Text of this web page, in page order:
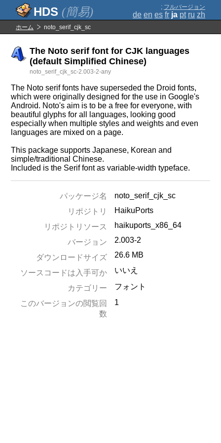
(簡易) ; フルバージョン
de en es fr ja pt ru zh
ホーム noto_serif_cjk_sc
The Noto serif font for CJK languages
(default Simplified Chinese)
noto_serif_cjk_sc-2.003-2-any
The Noto serif fonts have superseded the Droid fonts,
which were originally designed for the use in Google's
Android. Noto's aim is to be a free for everyone, with
beautiful glyphs for all languages, looking good
especially when multiple styles and weights and even
languages are mixed on a page.
This package supports Japanese, Korean and
simple/traditional Chinese.
Included is the Serif font as variable-width typeface.
パッケージ名
noto_serif_cjk_sc
リポジトリ
HaikuPorts
リポジトリソース
haikuports_x86_64
バージョン
2.003-2
ダウンロードサイズ 26.6 MB
ソースコードは入手可か いいえ
カテゴリー
フォント
このバージョンの閲覧回
数
1